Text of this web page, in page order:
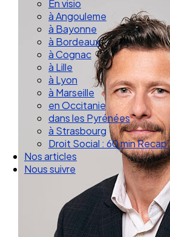
En visio
à Angouleme
à Bayonne
à Bordeaux
à Cognac
à Lille
à Lyon
à Marseille
en Occitanie
dans les Pyrénées
à Strasbourg
Droit Social : 60 min Recap’
Nos articles
Nous suivre